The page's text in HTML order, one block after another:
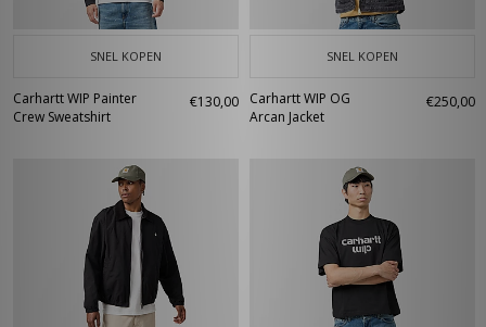
SNEL KOPEN
Carhartt WIP Painter
Crew Sweatshirt
€130,00
SNEL KOPEN
Carhartt WIP OG
Arcan Jacket
€250,00